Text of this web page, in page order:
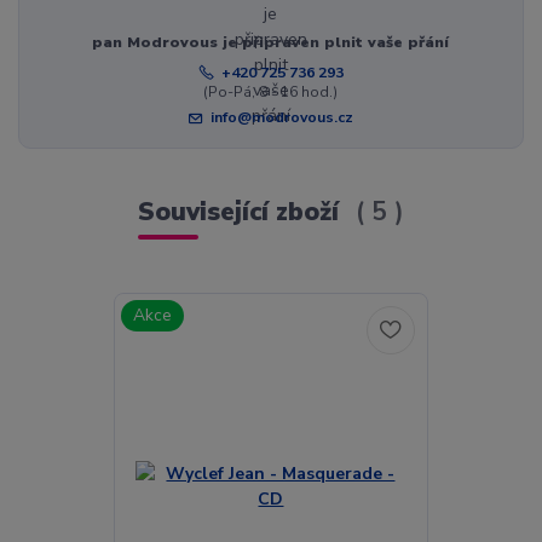
pan Modrovous je připraven plnit vaše přání
+420 725 736 293
(Po-Pá, 8 - 16 hod.)
info@modrovous.cz
Související zboží 5
Akce